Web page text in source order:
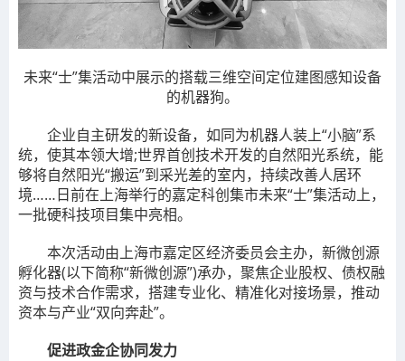
未来“士”集活动中展示的搭载三维空间定位建图感知设备
的机器狗。
企业自主研发的新设备，如同为机器人装上“小脑”系
统，使其本领大增;世界首创技术开发的自然阳光系统，能
够将自然阳光“搬运”到采光差的室内，持续改善人居环
境……日前在上海举行的嘉定科创集市未来“士”集活动上，
一批硬科技项目集中亮相。
本次活动由上海市嘉定区经济委员会主办，新微创源
孵化器(以下简称“新微创源”)承办，聚焦企业股权、债权融
资与技术合作需求，搭建专业化、精准化对接场景，推动
资本与产业“双向奔赴”。
促进政金企协同发力